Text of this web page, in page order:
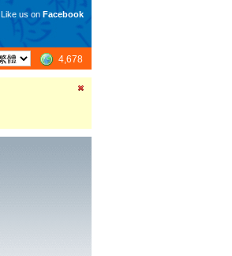
Like us on Facebook
4,678